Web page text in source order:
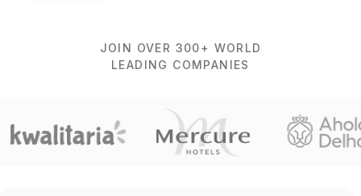
JOIN OVER 300+ WORLD
LEADING COMPANIES